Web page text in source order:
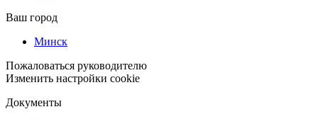
Ваш город
Минск
Пожаловаться руководителю
Изменить настройки cookie
Документы